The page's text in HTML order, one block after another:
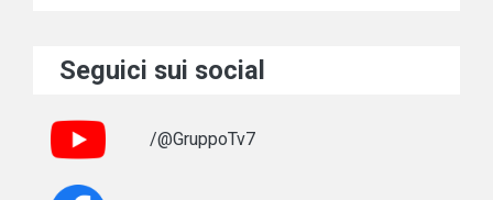
Seguici sui social
/@GruppoTv7